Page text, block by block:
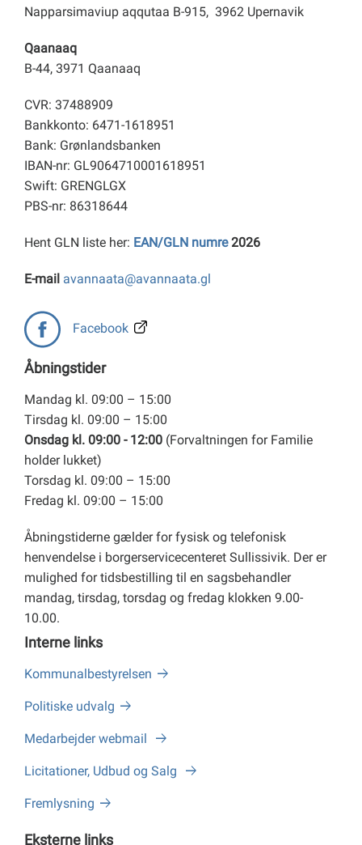
Napparsimaviup aqqutaa B-915, 3962 Upernavik
Qaanaaq
B-44, 3971 Qaanaaq
CVR: 37488909
Bankkonto: 6471-1618951
Bank: Grønlandsbanken
IBAN-nr: GL9064710001618951
Swift: GRENGLGX
PBS-nr: 86318644
Hent GLN liste her: EAN/GLN numre2026
E-mail avannaata@avannaata.gl
Facebook
Åbningstider
Mandag kl. 09:00 – 15:00
Tirsdag kl. 09:00 – 15:00
Onsdag kl. 09:00 - 12:00 (Forvaltningen for Familie
holder lukket)
Torsdag kl. 09:00 – 15:00
Fredag kl. 09:00 – 15:00
Åbningstiderne gælder for fysisk og telefonisk
henvendelse i borgerservicecenteret Sullissivik. Der er
mulighed for tidsbestilling til en sagsbehandler
mandag, tirsdag, torsdag og fredag klokken 9.00-
10.00.
Interne links
Kommunalbestyrelsen
Politiske udvalg
Medarbejder webmail
Licitationer, Udbud og Salg
Fremlysning
Eksterne links